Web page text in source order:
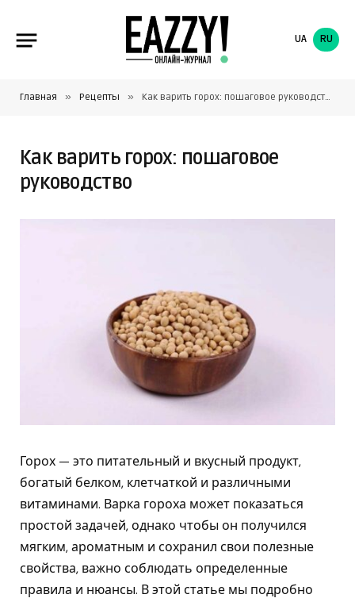
UA RU
Главная » Рецепты » Как варить горох: пошаговое руководство
Как варить горох: пошаговое
руководство
Горох — это питательный и вкусный продукт,
богатый белком, клетчаткой и различными
витаминами. Варка гороха может показаться
простой задачей, однако чтобы он получился
мягким, ароматным и сохранил свои полезные
свойства, важно соблюдать определенные
правила и нюансы. В этой статье мы подробно